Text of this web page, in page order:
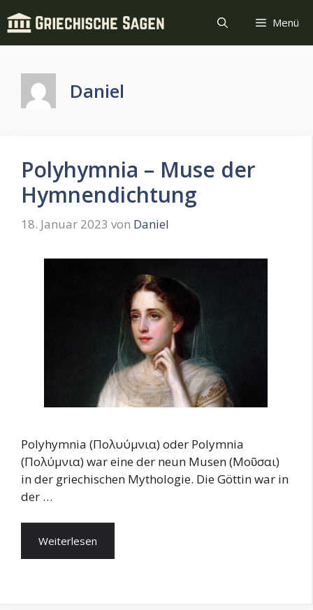
Inhalt
springen
Menü
Daniel
Polyhymnia – Muse der
Hymnendichtung
18. Januar 2023 von Daniel
Polyhymnia (Πολυύμνια) oder Polymnia
(Πολύμνια) war eine der neun Musen (Μοῦσαι)
in der griechischen Mythologie. Die Göttin war in
der …
Weiterlesen